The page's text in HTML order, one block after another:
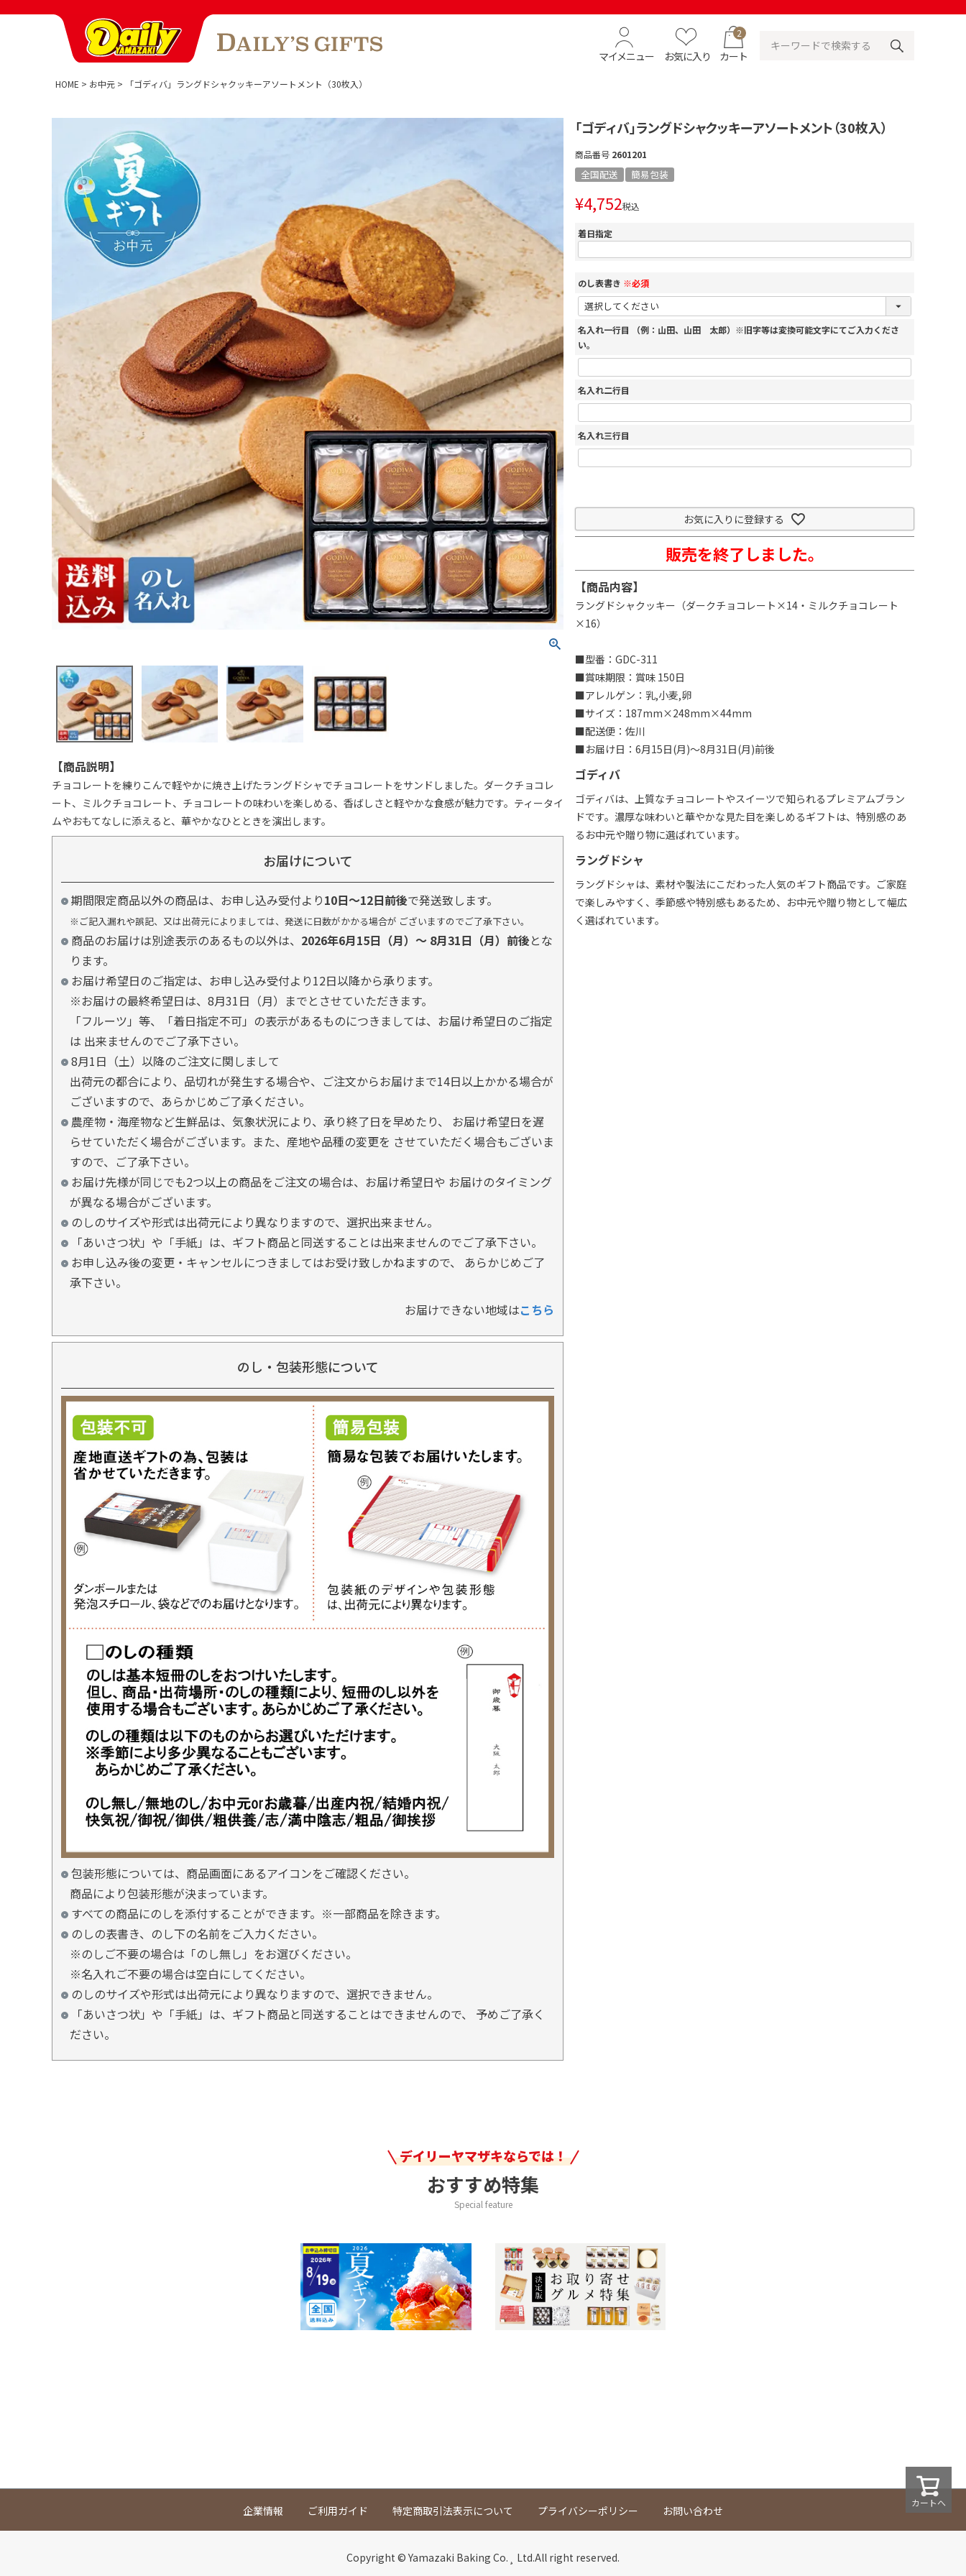
マイメニュー お気に入り
2
カート
HOME お中元 「ゴディバ」ラングドシャクッキーアソートメント（30枚入）
【商品説明】
チョコレートを練りこんで軽やかに焼き上げたラングドシャでチョコレートをサンドしました。ダークチョコレ
ート、ミルクチョコレート、チョコレートの味わいを楽しめる、香ばしさと軽やかな食感が魅力です。ティータイ
ムやおもてなしに添えると、華やかなひとときを演出します。
お届けについて
期間限定商品以外の商品は、お申し込み受付より10日～12日前後で発送致します。
※ご記入漏れや誤記、又は出荷元によりましては、発送に日数がかかる場合が ございますのでご了承下さい。
商品のお届けは別途表示のあるもの以外は、 2026年6月15日（月）～ 8月31日（月）前後とな
ります。
お届け希望日のご指定は、お申し込み受付より12日以降から承ります。
※お届けの最終希望日は、8月31日（月）までとさせていただきます。
「フルーツ」等、「着日指定不可」の表示があるものにつきましては、お届け希望日のご指定
は 出来ませんのでご了承下さい。
8月1日（土）以降のご注文に関しまして
出荷元の都合により、品切れが発生する場合や、ご注文からお届けまで14日以上かかる場合が
ございますので、あらかじめご了承ください。
農産物・海産物など生鮮品は、気象状況により、承り終了日を早めたり、 お届け希望日を遅
らせていただく場合がございます。また、産地や品種の変更を させていただく場合もございま
すので、ご了承下さい。
お届け先様が同じでも2つ以上の商品をご注文の場合は、お届け希望日や お届けのタイミング
が異なる場合がございます。
のしのサイズや形式は出荷元により異なりますので、選択出来ません。
「あいさつ状」や「手紙」は、ギフト商品と同送することは出来ませんのでご了承下さい。
お申し込み後の変更・キャンセルにつきましてはお受け致しかねますので、 あらかじめご了
承下さい。
お届けできない地域はこちら
のし・包装形態について
包装形態については、商品画面にあるアイコンをご確認ください。
商品により包装形態が決まっています。
すべての商品にのしを添付することができます。※一部商品を除きます。
のしの表書き、のし下の名前をご入力ください。
※のしご不要の場合は「のし無し」をお選びください。
※名入れご不要の場合は空白にしてください。
のしのサイズや形式は出荷元により異なりますので、選択できません。
「あいさつ状」や「手紙」は、ギフト商品と同送することはできませんので、 予めご了承く
ださい。
「ゴディバ」ラングドシャクッキーアソートメント（30枚入）
商品番号 2601201
全国配送 簡易包装
¥4,752税込
着日指定
のし表書き ※必須
名入れ一行目 （例：山田、山田 太郎）※旧字等は変換可能文字にてご入力くださ
い。
名入れ二行目
名入れ三行目
お気に入りに登録する
販売を終了しました。
【商品内容】
ラングドシャクッキー（ダークチョコレート×14・ミルクチョコレート
×16）
■型番：GDC-311
■賞味期限：賞味 150日
■アレルゲン：乳,小麦,卵
■サイズ：187mm×248mm×44mm
■配送便：佐川
■お届け日：6月15日(月)～8月31日(月)前後
ゴディバ
ゴディバは、上質なチョコレートやスイーツで知られるプレミアムブラン
ドです。濃厚な味わいと華やかな見た目を楽しめるギフトは、特別感のあ
るお中元や贈り物に選ばれています。
ラングドシャ
ラングドシャは、素材や製法にこだわった人気のギフト商品です。ご家庭
で楽しみやすく、季節感や特別感もあるため、お中元や贈り物として幅広
く選ばれています。
デイリーヤマザキならでは！
おすすめ特集
Special feature
企業情報 ご利用ガイド 特定商取引法表示について プライバシーポリシー お問い合わせ
Copyright © Yamazaki Baking Co.¸ Ltd.All right reserved.
カートへ